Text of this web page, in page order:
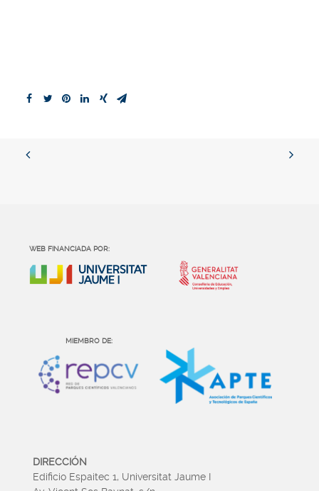
WEB FINANCIADA POR:
MIEMBRO DE:
DIRECCIÓN
Edificio Espaitec 1, Universitat Jaume I